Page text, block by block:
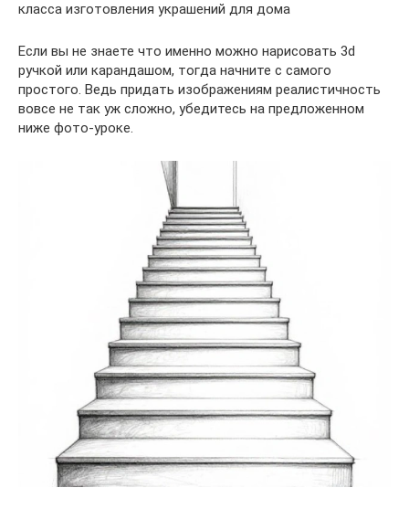
класса изготовления украшений для дома
Если вы не знаете что именно можно нарисовать 3d
ручкой или карандашом, тогда начните с самого
простого. Ведь придать изображениям реалистичность
вовсе не так уж сложно, убедитесь на предложенном
ниже фото-уроке.